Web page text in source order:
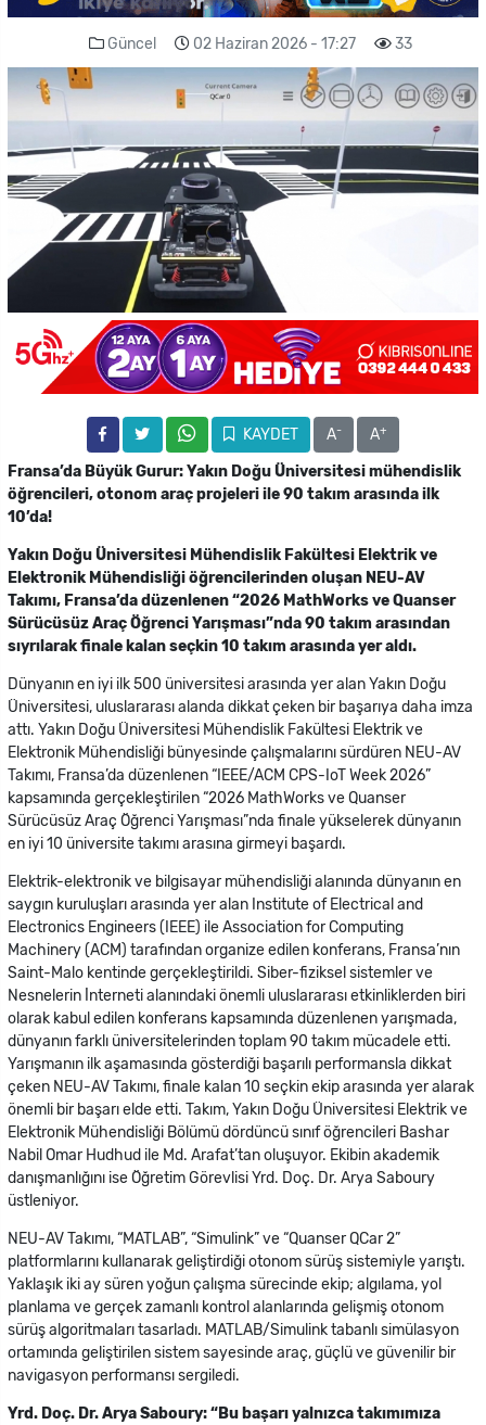
Güncel 02 Haziran 2026 - 17:27 33
KAYDET A- A+
Fransa’da Büyük Gurur: Yakın Doğu Üniversitesi mühendislik
öğrencileri, otonom araç projeleri ile 90 takım arasında ilk
10’da!
Yakın Doğu Üniversitesi Mühendislik Fakültesi Elektrik ve
Elektronik Mühendisliği öğrencilerinden oluşan NEU-AV
Takımı, Fransa’da düzenlenen “2026 MathWorks ve Quanser
Sürücüsüz Araç Öğrenci Yarışması”nda 90 takım arasından
sıyrılarak finale kalan seçkin 10 takım arasında yer aldı.
Dünyanın en iyi ilk 500 üniversitesi arasında yer alan Yakın Doğu
Üniversitesi, uluslararası alanda dikkat çeken bir başarıya daha imza
attı. Yakın Doğu Üniversitesi Mühendislik Fakültesi Elektrik ve
Elektronik Mühendisliği bünyesinde çalışmalarını sürdüren NEU-AV
Takımı, Fransa’da düzenlenen “IEEE/ACM CPS-IoT Week 2026”
kapsamında gerçekleştirilen “2026 MathWorks ve Quanser
Sürücüsüz Araç Öğrenci Yarışması”nda finale yükselerek dünyanın
en iyi 10 üniversite takımı arasına girmeyi başardı.
Elektrik-elektronik ve bilgisayar mühendisliği alanında dünyanın en
saygın kuruluşları arasında yer alan Institute of Electrical and
Electronics Engineers (IEEE) ile Association for Computing
Machinery (ACM) tarafından organize edilen konferans, Fransa’nın
Saint-Malo kentinde gerçekleştirildi. Siber-fiziksel sistemler ve
Nesnelerin İnterneti alanındaki önemli uluslararası etkinliklerden biri
olarak kabul edilen konferans kapsamında düzenlenen yarışmada,
dünyanın farklı üniversitelerinden toplam 90 takım mücadele etti.
Yarışmanın ilk aşamasında gösterdiği başarılı performansla dikkat
çeken NEU-AV Takımı, finale kalan 10 seçkin ekip arasında yer alarak
önemli bir başarı elde etti. Takım, Yakın Doğu Üniversitesi Elektrik ve
Elektronik Mühendisliği Bölümü dördüncü sınıf öğrencileri Bashar
Nabil Omar Hudhud ile Md. Arafat’tan oluşuyor. Ekibin akademik
danışmanlığını ise Öğretim Görevlisi Yrd. Doç. Dr. Arya Saboury
üstleniyor.
NEU-AV Takımı, “MATLAB”, “Simulink” ve “Quanser QCar 2”
platformlarını kullanarak geliştirdiği otonom sürüş sistemiyle yarıştı.
Yaklaşık iki ay süren yoğun çalışma sürecinde ekip; algılama, yol
planlama ve gerçek zamanlı kontrol alanlarında gelişmiş otonom
sürüş algoritmaları tasarladı. MATLAB/Simulink tabanlı simülasyon
ortamında geliştirilen sistem sayesinde araç, güçlü ve güvenilir bir
navigasyon performansı sergiledi.
Yrd. Doç. Dr. Arya Saboury: “Bu başarı yalnızca takımımıza